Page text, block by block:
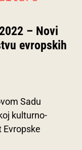
– Novi
evropskih
Sadu
kulturno-